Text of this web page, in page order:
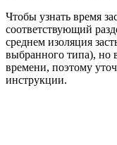
Чтобы узнать время
соответствующий
среднем изоляция
выбранного типа), но
времени, поэтому
инструкции.